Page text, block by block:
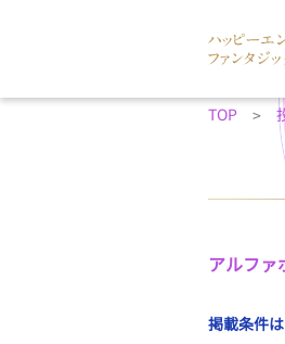
TOP
アルファ
掲載条件